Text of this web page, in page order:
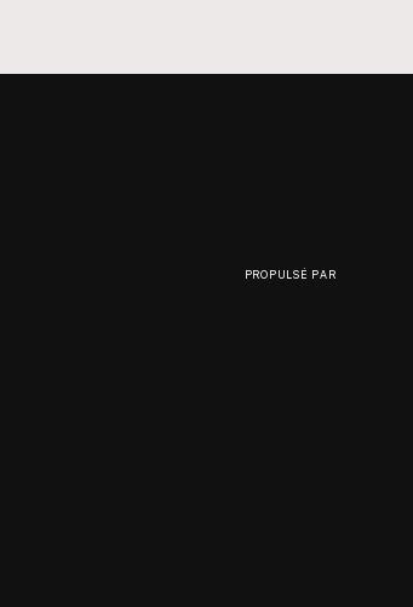
PROPULSÉ PAR